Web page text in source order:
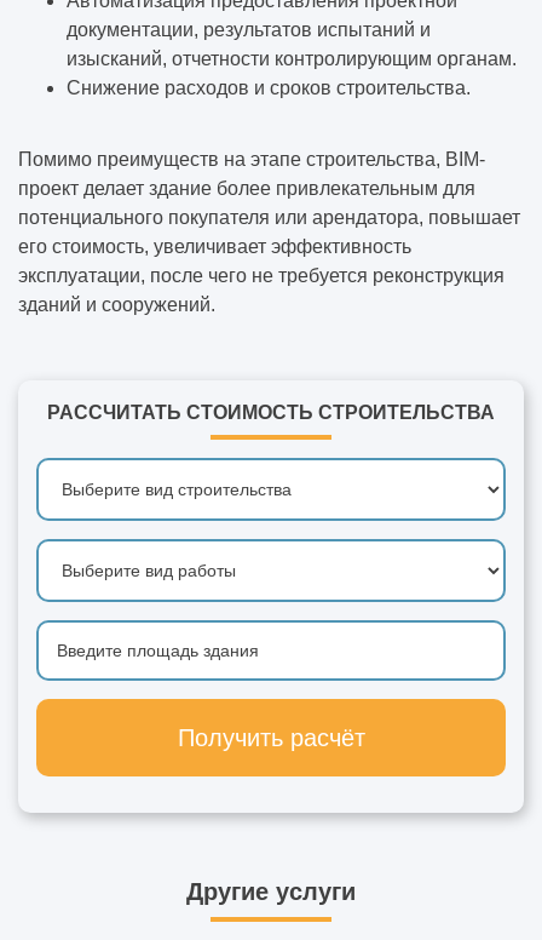
документации, результатов испытаний и
изысканий, отчетности контролирующим органам.
Снижение расходов и сроков строительства.
Помимо преимуществ на этапе строительства, BIM-
проект делает здание более привлекательным для
потенциального покупателя или арендатора, повышает
его стоимость, увеличивает эффективность
эксплуатации, после чего не требуется реконструкция
зданий и сооружений.
РАССЧИТАТЬ СТОИМОСТЬ СТРОИТЕЛЬСТВА
Получить расчёт
Другие услуги